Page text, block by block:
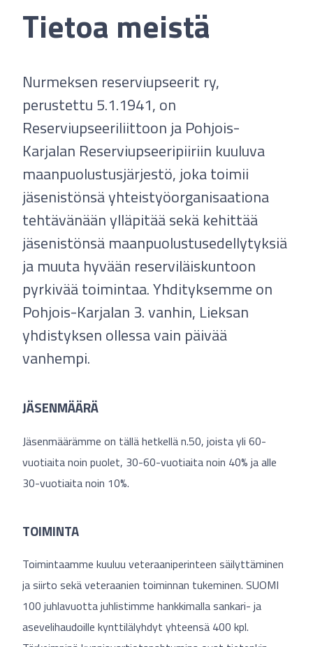
Tietoa meistä
Nurmeksen reserviupseerit ry,
perustettu 5.1.1941, on
Reserviupseeriliittoon ja Pohjois-
Karjalan Reserviupseeripiiriin kuuluva
maanpuolustusjärjestö, joka toimii
jäsenistönsä yhteistyöorganisaationa
tehtävänään ylläpitää sekä kehittää
jäsenistönsä maanpuolustusedellytyksiä
ja muuta hyvään reserviläiskuntoon
pyrkivää toimintaa. Yhdityksemme on
Pohjois-Karjalan 3. vanhin, Lieksan
yhdistyksen ollessa vain päivää
vanhempi.
JÄSENMÄÄRÄ
Jäsenmäärämme on tällä hetkellä n.50, joista yli 60-
vuotiaita noin puolet, 30-60-vuotiaita noin 40% ja alle
30-vuotiaita noin 10%.
TOIMINTA
Toimintaamme kuuluu veteraaniperinteen säilyttäminen
ja siirto sekä veteraanien toiminnan tukeminen. SUOMI
100 juhlavuotta juhlistimme hankkimalla sankari- ja
asevelihaudoille kynttilälyhdyt yhteensä 400 kpl.